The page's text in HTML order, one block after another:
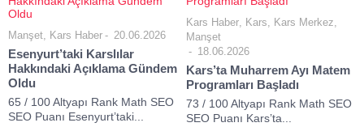
Manşet, Kars Haber 20.06.2026
Esenyurt’taki Karslılar
Hakkındaki Açıklama Gündem
Oldu
65 / 100 Altyapı Rank Math SEO
SEO Puanı Esenyurt’taki...
Kars Haber, Kars, Kars Merkez,
Manşet
18.06.2026
Kars’ta Muharrem Ayı Matem
Programları Başladı
73 / 100 Altyapı Rank Math SEO
SEO Puanı Kars’ta...